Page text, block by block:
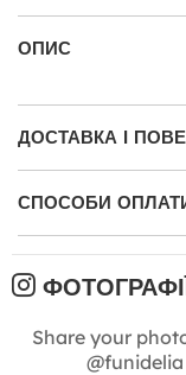
ОПИС
ДОСТАВКА І
СПОСОБИ
Share your
@funidelia